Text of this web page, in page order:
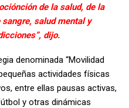
de la salud, de la
salud mental y
dijo.
denominada “Movilidad
actividades físicas
entre ellas pausas activas,
y otras dinámicas